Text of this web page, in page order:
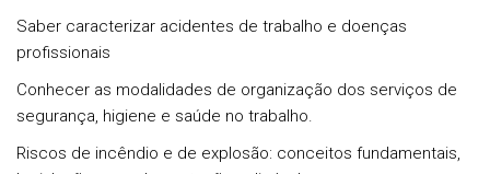
Saber caracterizar acidentes de trabalho e doenças
profissionais
Conhecer as modalidades de organização dos serviços de
segurança, higiene e saúde no trabalho.
Riscos de incêndio e de explosão: conceitos fundamentais,